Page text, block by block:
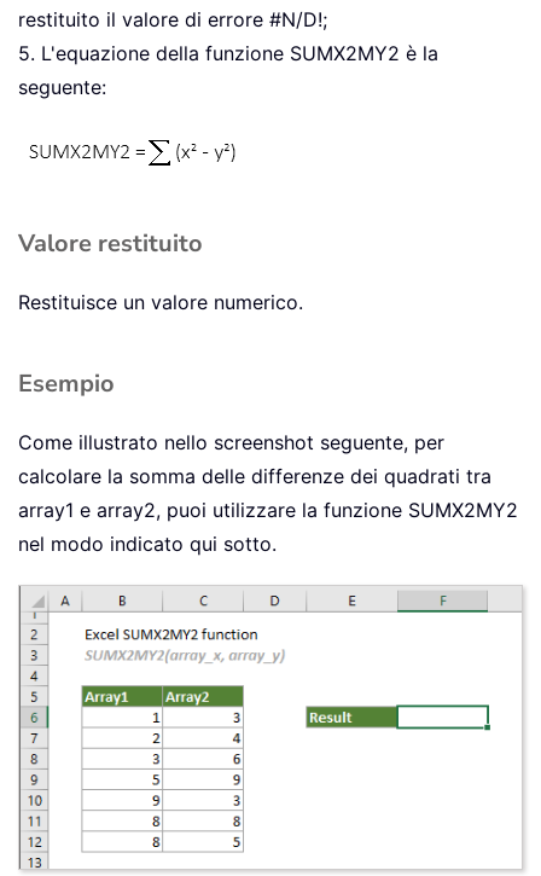
restituito il valore di errore #N/D!;
5. L'equazione della funzione SUMX2MY2 è la
seguente:
Valore restituito
Restituisce un valore numerico.
Esempio
Come illustrato nello screenshot seguente, per
calcolare la somma delle differenze dei quadrati tra
array1 e array2, puoi utilizzare la funzione SUMX2MY2
nel modo indicato qui sotto.